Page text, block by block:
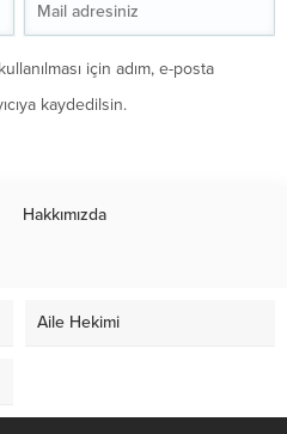
için adım, e-posta
kaydedilsin.
Hakkımızda
Aile Hekimi